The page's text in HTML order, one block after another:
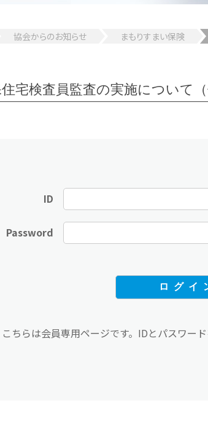
協会からのお知らせ まもりすまい保険
宅検査員監査の実施について
ID
Password
こちらは会員専用ページです。IDとパスワー